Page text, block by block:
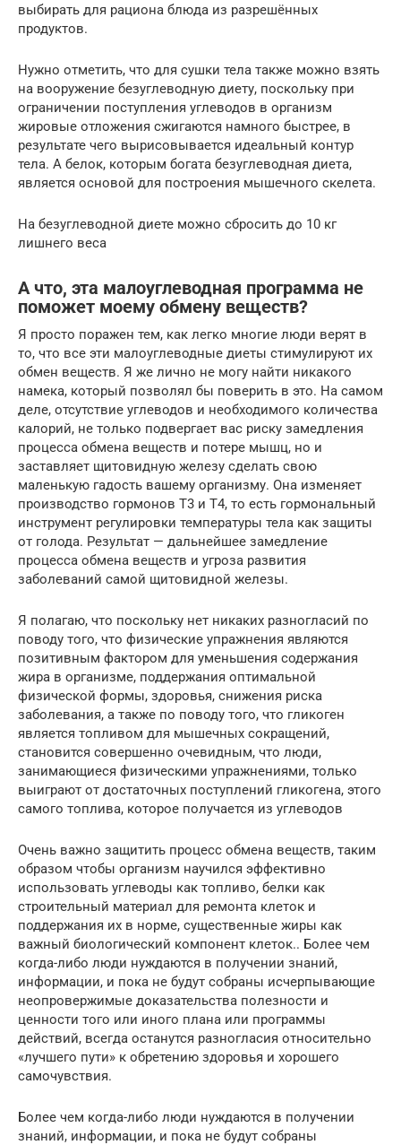
выбирать для рациона блюда из разрешённых
продуктов.
Нужно отметить, что для сушки тела также можно взять
на вооружение безуглеводную диету, поскольку при
ограничении поступления углеводов в организм
жировые отложения сжигаются намного быстрее, в
результате чего вырисовывается идеальный контур
тела. А белок, которым богата безуглеводная диета,
является основой для построения мышечного скелета.
На безуглеводной диете можно сбросить до 10 кг
лишнего веса
А что, эта малоуглеводная программа не
поможет моему обмену веществ?
Я просто поражен тем, как легко многие люди верят в
то, что все эти малоуглеводные диеты стимулируют их
обмен веществ. Я же лично не могу найти никакого
намека, который позволял бы поверить в это. На самом
деле, отсутствие углеводов и необходимого количества
калорий, не только подвергает вас риску замедления
процесса обмена веществ и потере мышц, но и
заставляет щитовидную железу сделать свою
маленькую гадость вашему организму. Она изменяет
производство гормонов Т3 и Т4, то есть гормональный
инструмент регулировки температуры тела как защиты
от голода. Результат — дальнейшее замедление
процесса обмена веществ и угроза развития
заболеваний самой щитовидной железы.
Я полагаю, что поскольку нет никаких разногласий по
поводу того, что физические упражнения являются
позитивным фактором для уменьшения содержания
жира в организме, поддержания оптимальной
физической формы, здоровья, снижения риска
заболевания, а также по поводу того, что гликоген
является топливом для мышечных сокращений,
становится совершенно очевидным, что люди,
занимающиеся физическими упражнениями, только
выиграют от достаточных поступлений гликогена, этого
самого топлива, которое получается из углеводов
Очень важно защитить процесс обмена веществ, таким
образом чтобы организм научился эффективно
использовать углеводы как топливо, белки как
строительный материал для ремонта клеток и
поддержания их в норме, существенные жиры как
важный биологический компонент клеток.. Более чем
когда-либо люди нуждаются в получении знаний,
информации, и пока не будут собраны исчерпывающие
неопровержимые доказательства полезности и
ценности того или иного плана или программы
действий, всегда останутся разногласия относительно
«лучшего пути» к обретению здоровья и хорошего
самочувствия.
Более чем когда-либо люди нуждаются в получении
знаний, информации, и пока не будут собраны